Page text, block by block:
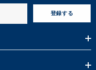
登録する